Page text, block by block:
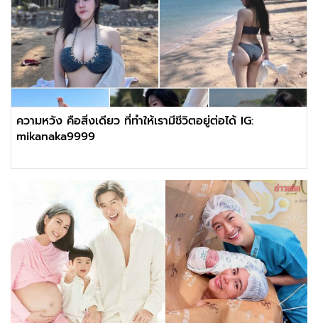
ความหวัง คือสิ่งเดียว ที่ทำให้เรามีชีวิตอยู่ต่อได้ IG:
mikanaka9999